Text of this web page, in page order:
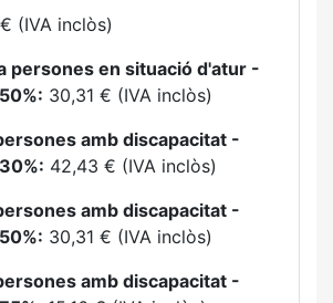
(IVA inclòs)
persones en situació d'atur -
30,31 € (IVA inclòs)
amb discapacitat -
42,43 € (IVA inclòs)
amb discapacitat -
30,31 € (IVA inclòs)
amb discapacitat -